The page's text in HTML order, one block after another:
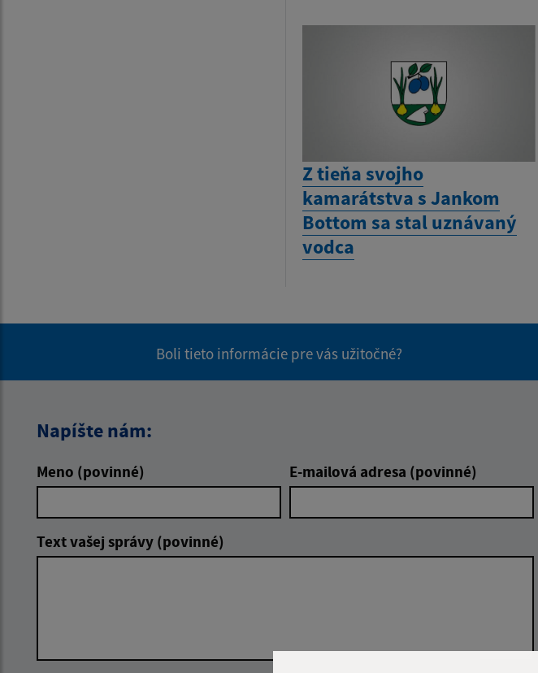
Z tieňa svojho
kamarátstva s Jankom
Bottom sa stal uznávaný
vodca
Boli tieto informácie pre vás užitočné?
Napíšte nám:
Meno (povinné) E-mailová adresa (povinné)
Text vašej správy (povinné)